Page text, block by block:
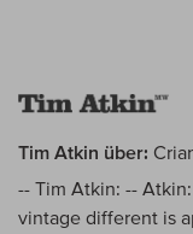
Tim Atkin über:
-- Tim Atkin: --
vintage different is